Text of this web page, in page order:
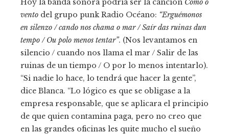
Hoy la banda sonora podría ser la canción Como o
vento del grupo punk Radio Océano: “Erguémonos
en silenzo / cando nos chama o mar / Saír das ruinas dun
tempo / Ou polo menos tentar”. (Nos levantamos en
silencio / cuando nos llama el mar / Salir de las
ruinas de un tiempo / O por lo menos intentarlo).
“Si nadie lo hace, lo tendrá que hacer la gente”,
dice Blanca. “Lo lógico es que se obligase a la
empresa responsable, que se aplicara el principio
de que quien contamina paga, pero no creo que
en las grandes oficinas les quite mucho el sueño